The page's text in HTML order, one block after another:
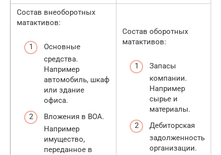
Состав внеоборотных
матактивов:
Основные
средства.
Например
автомобиль, шкаф
или здание
офиса.
Вложения в ВОА.
Например
имущество,
переданное в
Состав оборотных
матактивов:
Запасы
компании.
Например
сырье и
материалы.
Дебиторская
задолженность
организации.